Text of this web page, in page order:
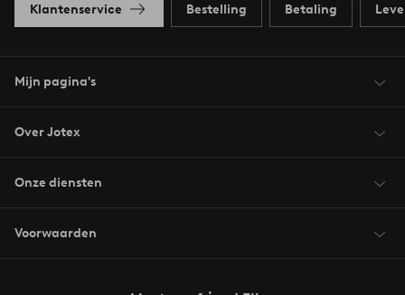
Klantenservice Bestelling Betaling
Mijn pagina's
Over Jotex
Onze diensten
Voorwaarden